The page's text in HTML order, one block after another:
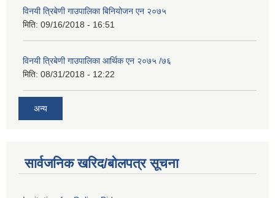
विनयी त्रिबेणी गाउपालिका बिनियोजन एन २०७५
मिति: 09/16/2018 - 16:51
विनयी त्रिबेणी गाउपालिका आर्थिक एन २०७५ /७६
मिति: 08/31/2018 - 12:22
अन्य
सार्वजनिक खरिद/बोलपत्र सूचना